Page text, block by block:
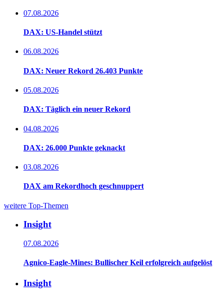
07.08.2026
DAX: US-Handel stützt
06.08.2026
DAX: Neuer Rekord 26.403 Punkte
05.08.2026
DAX: Täglich ein neuer Rekord
04.08.2026
DAX: 26.000 Punkte geknackt
03.08.2026
DAX am Rekordhoch geschnuppert
weitere Top-Themen
Insight
07.08.2026
Agnico-Eagle-Mines: Bullischer Keil erfolgreich aufgelöst
Insight